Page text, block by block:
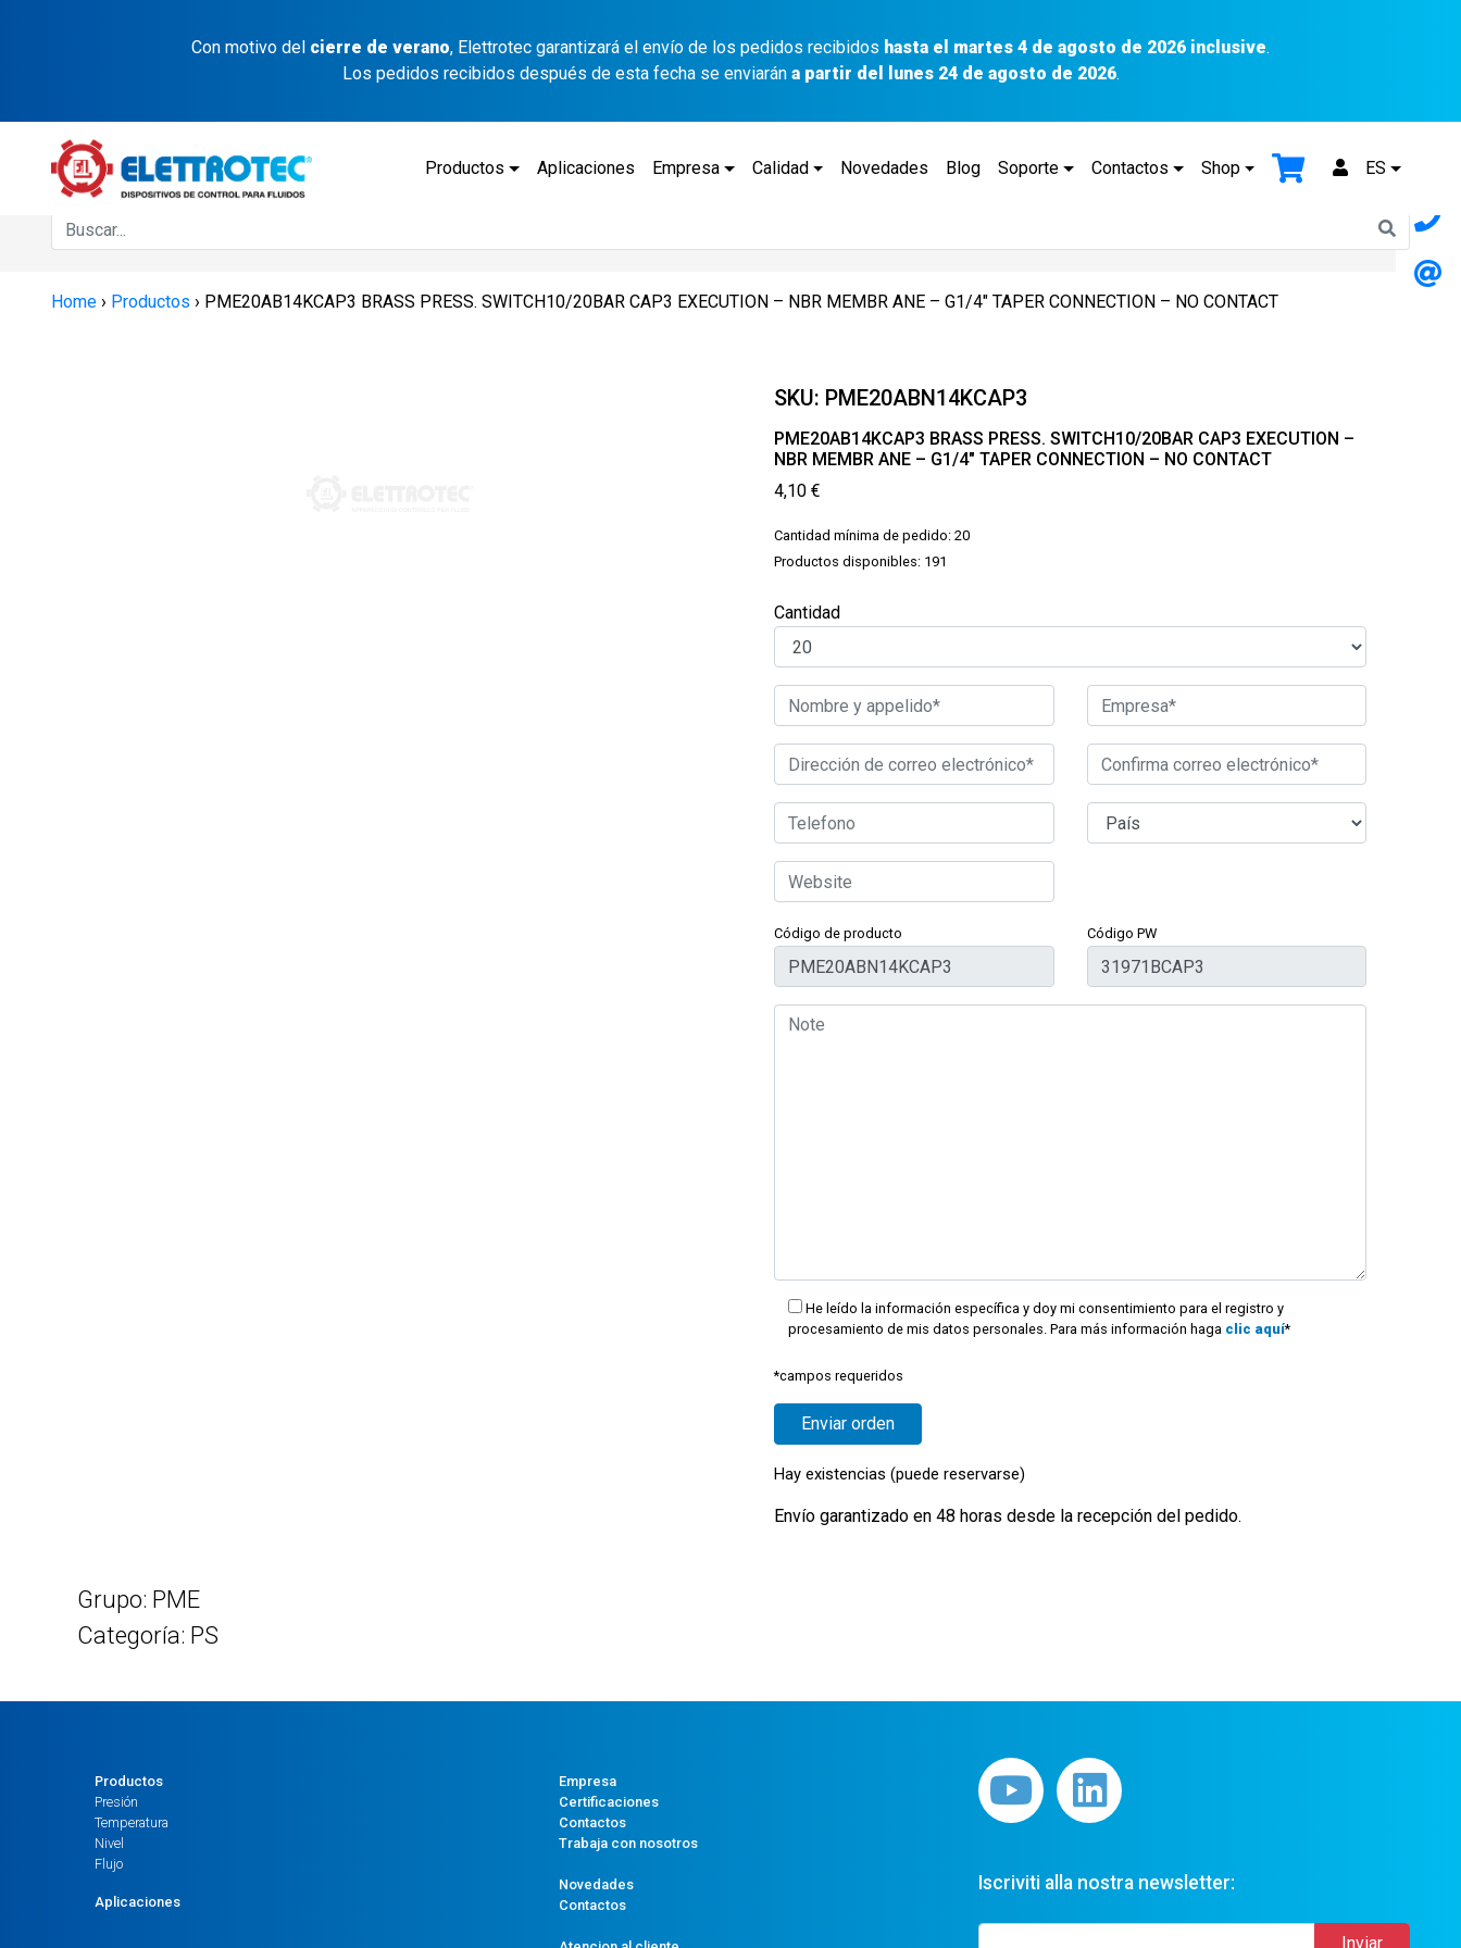
Con motivo del cierre de verano, Elettrotec garantizará el envío de los pedidos recibidos hasta el martes 4 de agosto de 2026 inclusive.
Los pedidos recibidos después de esta fecha se enviarán a partir del lunes 24 de agosto de 2026.
Productos Aplicaciones Empresa Calidad Novedades Blog Soporte Contactos Shop ES
Home › Productos › PME20AB14KCAP3 BRASS PRESS. SWITCH10/20BAR CAP3 EXECUTION – NBR MEMBR ANE – G1/4″ TAPER CONNECTION – NO CONTACT
SKU: PME20ABN14KCAP3
PME20AB14KCAP3 BRASS PRESS. SWITCH10/20BAR CAP3 EXECUTION –
NBR MEMBR ANE – G1/4″ TAPER CONNECTION – NO CONTACT
4,10€
Cantidad mínima de pedido: 20
Productos disponibles: 191
Cantidad
Código de producto Código PW
He leído la información específica y doy mi consentimiento para el registro y
procesamiento de mis datos personales. Para más información haga clic aquí*
*campos requeridos
Hay existencias (puede reservarse)
Envío garantizado en 48 horas desde la recepción del pedido.
Grupo: PME
Categoría: PS
Productos
Presión
Temperatura
Nivel
Flujo
Aplicaciones
Empresa
Certificaciones
Contactos
Trabaja con nosotros
Novedades
Contactos
Iscriviti alla nostra newsletter: